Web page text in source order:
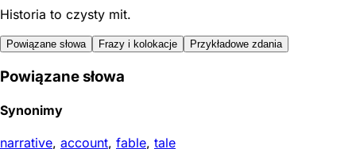
Historia to czysty mit.
Powiązane słowa Frazy i kolokacje Przykładowe zdania
Powiązane słowa
Synonimy
narrative, account, fable, tale